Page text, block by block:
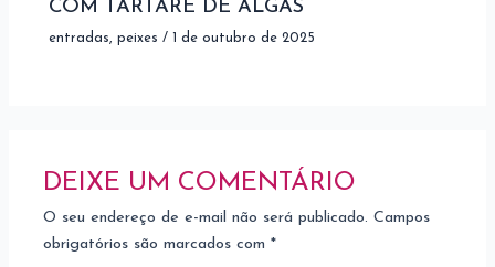
COM TARTARE DE ALGAS
entradas,peixes /1 de outubro de 2025
DEIXE UM COMENTÁRIO
O seu endereço de e-mail não será publicado. Campos
obrigatórios são marcados com*